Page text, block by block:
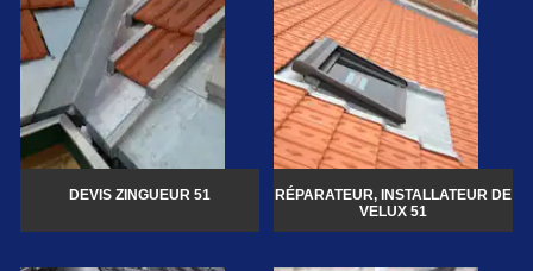
DEVIS ZINGUEUR 51
RÉPARATEUR, INSTALLATEUR DE
VELUX 51